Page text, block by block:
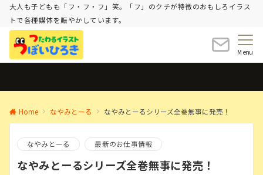
大人も子どもも「フ・フ・フ」笑。「フ」のクチが特徴のおもしろイラス
トで各種媒体を賑やかしています。
Menu
Home なやみとーる なやみとーるシリーズ全巻無事に発売！
なやみとーる 最新のお仕事情報
なやみとーるシリーズ全巻無事に発売！